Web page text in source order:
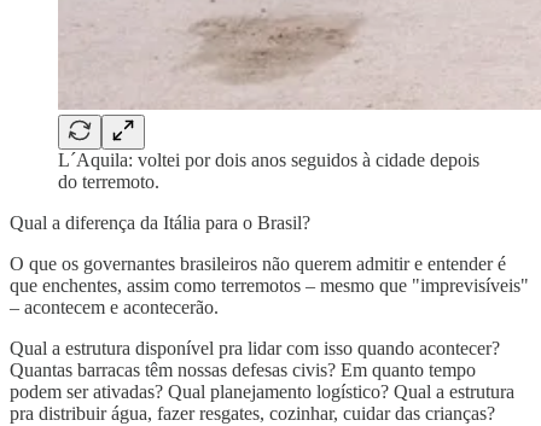
L´Aquila: voltei por dois anos seguidos à cidade depois
do terremoto.
Qual a diferença da Itália para o Brasil?
O que os governantes brasileiros não querem admitir e entender é
que enchentes, assim como terremotos – mesmo que "imprevisíveis"
– acontecem e acontecerão.
Qual a estrutura disponível pra lidar com isso quando acontecer?
Quantas barracas têm nossas defesas civis? Em quanto tempo
podem ser ativadas? Qual planejamento logístico? Qual a estrutura
pra distribuir água, fazer resgates, cozinhar, cuidar das crianças?